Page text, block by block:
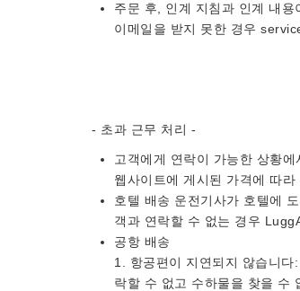
주문 후, 인계 지침과 인계 내
이메일을 받지 못한 경우
- 초과 근무 처리 -
고객에게 연락이 가능한 상황
웹사이트에 게시된 가격에 따
호텔 배송 운전기사가 호텔에
객과 연락할 수 없는 경우
공항 배송
1. 항공편이 지연되지 않습니
락할 수 없고 수하물을 찾을 수